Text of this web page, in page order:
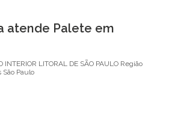
atende Palete em
INTERIOR LITORAL DE SÃO PAULO Região
São Paulo